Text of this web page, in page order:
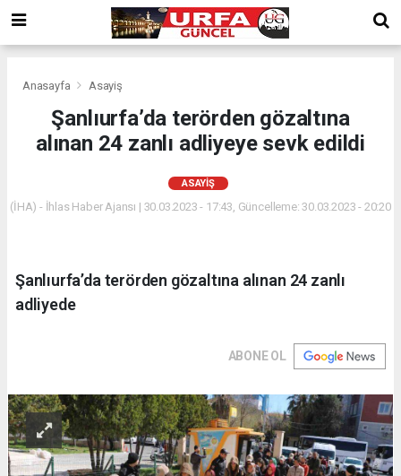
Anasayfa Asayiş
Şanlıurfa’da terörden gözaltına
alınan 24 zanlı adliyeye sevk edildi
ASAYIŞ
(İHA) - İhlas Haber Ajansı | 30.03.2023 - 17:43, Güncelleme: 30.03.2023 - 20:20
Şanlıurfa’da terörden gözaltına alınan 24 zanlı
adliyede
ABONE OL